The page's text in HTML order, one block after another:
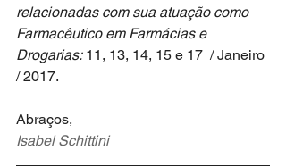
relacionadas com sua atuação como
Farmacêutico em Farmácias e
Drogarias: 11, 13, 14, 15 e 17  / Janeiro
/ 2017.
Abraços,
Isabel Schittini